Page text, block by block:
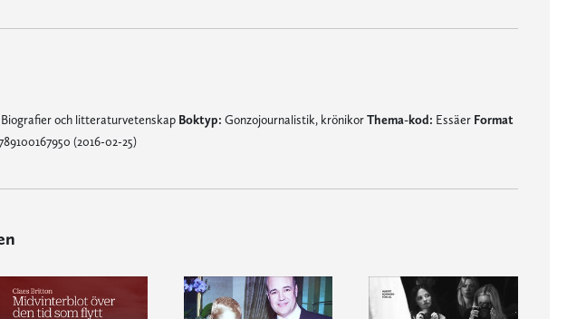
Biografier och litteraturvetenskap Boktyp: Gonzojournalistik, krönikorThema-kod: Essäer Format
(2016-02-25)